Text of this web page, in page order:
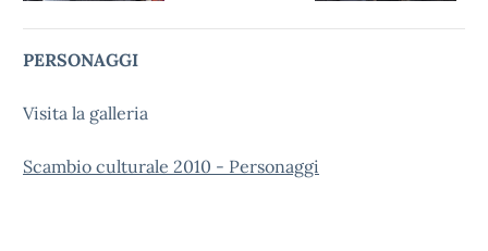
PERSONAGGI
Visita la galleria
Scambio culturale 2010 - Personaggi